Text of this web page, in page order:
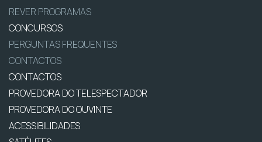
REVER PROGRAMAS
CONCURSOS
PERGUNTAS FREQUENTES
CONTACTOS
CONTACTOS
PROVEDORA DO TELESPECTADOR
PROVEDORA DO OUVINTE
ACESSIBILIDADES